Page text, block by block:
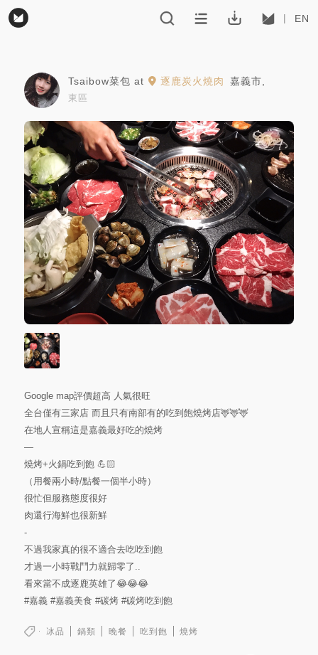
EN
Tsaibow菜包 at 逐鹿炭火燒肉 嘉義市
東區
Google map評價超高 人氣很旺
全台僅有三家店 而且只有南部有的吃到飽燒烤店🦌🦌🦌
在地人宣稱這是嘉義最好吃的燒烤
—
燒烤+火鍋吃到飽 💪🏻
（用餐兩小時/點餐一個半小時）
很忙但服務態度很好
肉還行海鮮也很新鮮
-
不過我家真的很不適合去吃吃到飽
才過一小時戰鬥力就歸零了..
看來當不成逐鹿英雄了😂😂😂
#嘉義 #嘉義美食 #碳烤 #碳烤吃到飽
冰品 鍋類 晚餐 吃到飽 燒烤